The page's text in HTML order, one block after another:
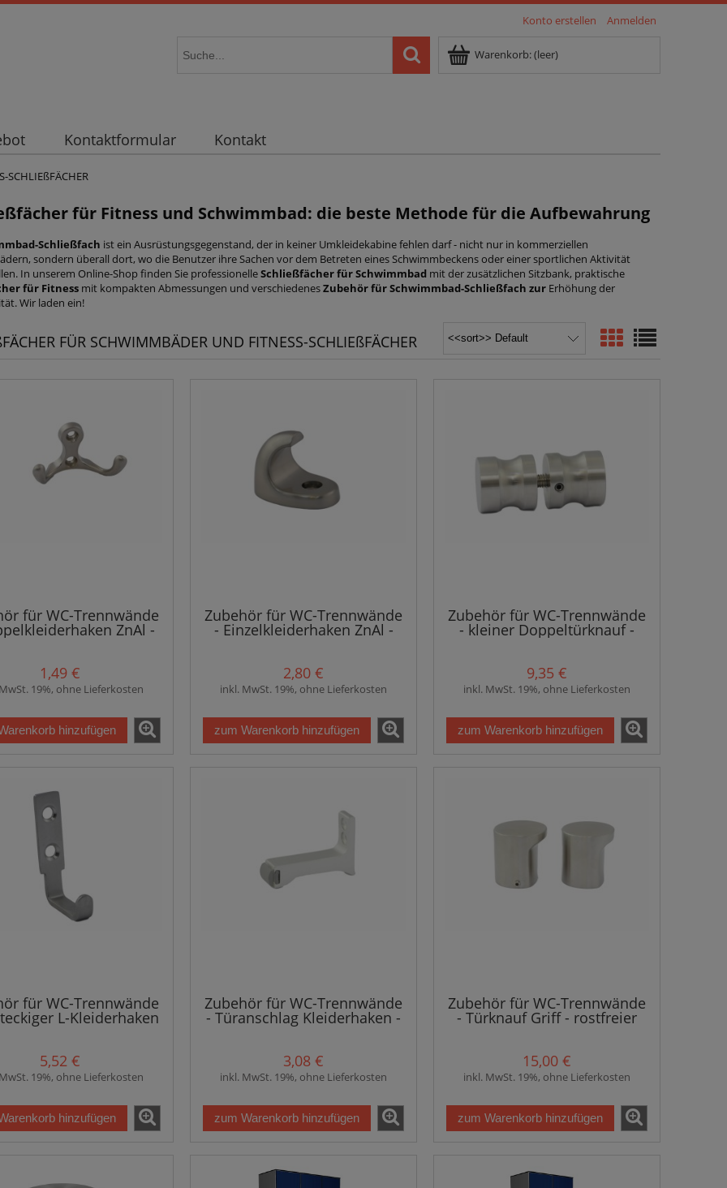
Konto erstellen Anmelden
Warenkorb:(leer)
Kontaktformular Kontakt
SCHLIEßFÄCHER
für Fitness und Schwimmbad: die beste Methode für die Aufbewahrung
Schließfach ist ein Ausrüstungsgegenstand, der in keiner Umkleidekabine fehlen darf - nicht nur in kommerziellen
sondern überall dort, wo die Benutzer ihre Sachen vor dem Betreten eines Schwimmbeckens oder einer sportlichen Aktivität
In unserem Online-Shop finden Sie professionelleSchließfächer für Schwimmbad mit der zusätzlichen Sitzbank, praktische
für Fitness mit kompakten Abmessungen und verschiedenesZubehör für Schwimmbad-Schließfach zur Erhöhung der
Wir laden ein!
FÜR SCHWIMMBÄDER UND FITNESS-SCHLIEßFÄCHER
für WC-Trennwände
ZnAl -
Farbe Stahl Satin
1,49 €
19%, ohne Lieferkosten
hinzufügen
Zubehör für WC-Trennwände
- Einzelkleiderhaken ZnAl -
2,80 €
inkl. MwSt. 19%, ohne Lieferkosten
zum Warenkorb hinzufügen
Zubehör für WC-Trennwände
- kleiner Doppeltürknauf -
rostfreier Stahl HQ
9,35 €
inkl. MwSt. 19%, ohne Lieferkosten
zum Warenkorb hinzufügen
für WC-Trennwände
L-Kleiderhaken
- rostfreier Stahl
5,52 €
19%, ohne Lieferkosten
hinzufügen
Zubehör für WC-Trennwände
- Türanschlag Kleiderhaken -
Farbe Aluminium
3,08 €
inkl. MwSt. 19%, ohne Lieferkosten
zum Warenkorb hinzufügen
Zubehör für WC-Trennwände
- Türknauf Griff - rostfreier
15,00 €
inkl. MwSt. 19%, ohne Lieferkosten
zum Warenkorb hinzufügen